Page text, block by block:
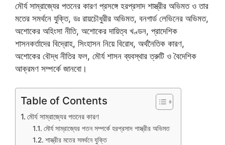
মৌর্য সাম্রাজ্যের পতনের কারণ প্রসঙ্গে হরপ্রসাদ শাস্ত্রীর অভিমত ও তার
মতের সমর্থনে যুক্তি, ডঃ রায়চৌধুরীর অভিমত, বনগার্ড লেভিনের অভিমত,
অশোকের অহিংসা নীতি, অশোকের দায়িত্ব খণ্ডন, প্রাদেশিক
শাসনকর্তাদের বিদ্রোহ, সিংহাসন নিয়ে বিরোধ, অর্থনৈতিক কারণ,
অশোকের বৌদ্ধ নীতির ফল, মৌর্য শাসন ব্যবস্থার ত্রুটি ও বৈদেশিক
আক্রমণ সম্পর্কে জানবো।
Table of Contents
মৌর্য সাম্রাজ্যের পতনের কারণ
মৌর্য সাম্রাজ্যের পতন সম্পর্কে হরপ্রসাদ শাস্ত্রীর অভিমত
শাস্ত্রীর মতের সমর্থনে যুক্তি